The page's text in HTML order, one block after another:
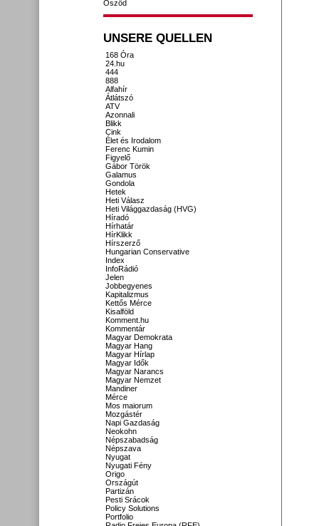
Őszöd
UNSERE QUELLEN
168 Óra
24.hu
444
888
Alfahír
Átlátszó
ATV
Azonnali
Blikk
Cink
Élet és Irodalom
Ferenc Kumin
Figyelő
Gábor Török
Galamus
Gondola
Hetek
Heti Válasz
Heti Világgazdaság (HVG)
Híradó
Hírhatár
HírKlikk
Hírszerző
Hungarian Conservative
Index
InfoRádió
Jelen
Jobbegyenes
Kapitalizmus
Kettős Mérce
Kisalföld
Komment.hu
Kommentár
Magyar Demokrata
Magyar Hang
Magyar Hírlap
Magyar Idők
Magyar Narancs
Magyar Nemzet
Mandiner
Mérce
Mos maiorum
Mozgástér
Napi Gazdaság
Neokohn
Népszabadság
Népszava
Nyugat
Nyugati Fény
Origo
Országút
Partizán
Pesti Srácok
Policy Solutions
Portfolio